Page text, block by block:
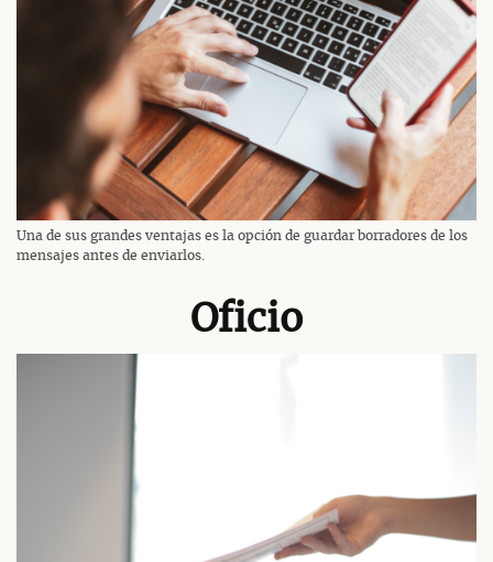
Una de sus grandes ventajas es la opción de guardar borradores de los
mensajes antes de enviarlos.
Oficio